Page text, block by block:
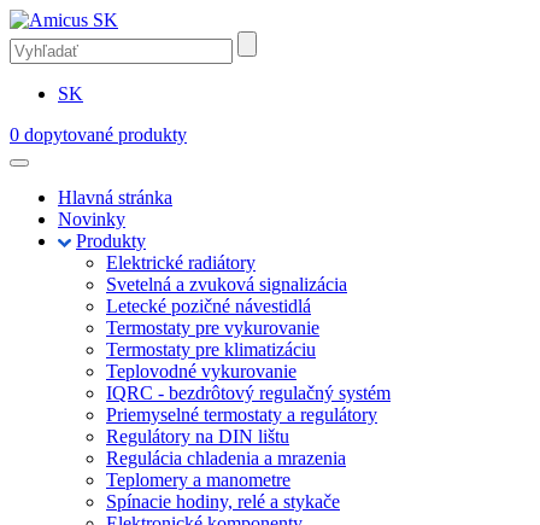
SK
0 dopytované produkty
Hlavná stránka
Novinky
Produkty
Elektrické radiátory
Svetelná a zvuková signalizácia
Letecké pozičné návestidlá
Termostaty pre vykurovanie
Termostaty pre klimatizáciu
Teplovodné vykurovanie
IQRC - bezdrôtový regulačný systém
Priemyselné termostaty a regulátory
Regulátory na DIN lištu
Regulácia chladenia a mrazenia
Teplomery a manometre
Spínacie hodiny, relé a stykače